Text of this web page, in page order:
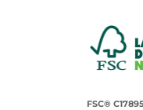
FSC®